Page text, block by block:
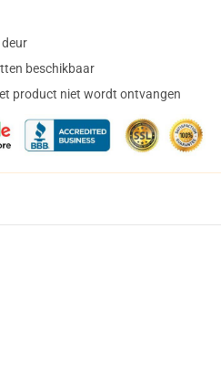
beschikbaar
product niet wordt ontvangen